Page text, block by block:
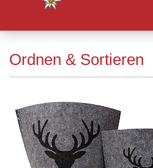
Ordnen & Sortieren